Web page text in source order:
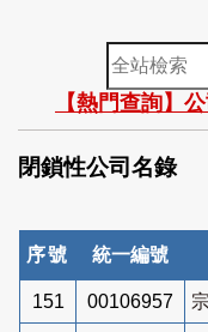
全
站
檢
索
【熱門查詢】
閉鎖性公司名錄
序號 統一編號
151 00106957